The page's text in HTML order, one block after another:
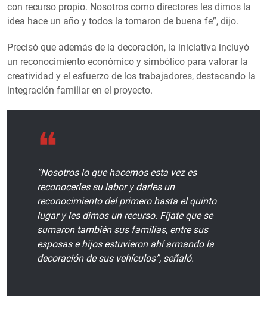
con recurso propio. Nosotros como directores les dimos la
idea hace un año y todos la tomaron de buena fe”, dijo.
Precisó que además de la decoración, la iniciativa incluyó
un reconocimiento económico y simbólico para valorar la
creatividad y el esfuerzo de los trabajadores, destacando la
integración familiar en el proyecto.
“Nosotros lo que hacemos esta vez es
reconocerles su labor y darles un
reconocimiento del primero hasta el quinto
lugar y les dimos un recurso. Fíjate que se
sumaron también sus familias, entre sus
esposas e hijos estuvieron ahí armando la
decoración de sus vehículos”, señaló.